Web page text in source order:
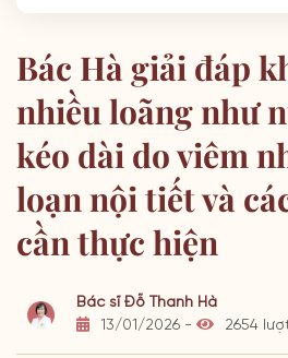
Bác Hà giải đáp
nhiều loãng như
kéo dài do viêm
loạn nội tiết và
cần thực hiện
Bác sĩ Đỗ Thanh Hà
13/01/2026 -
2654